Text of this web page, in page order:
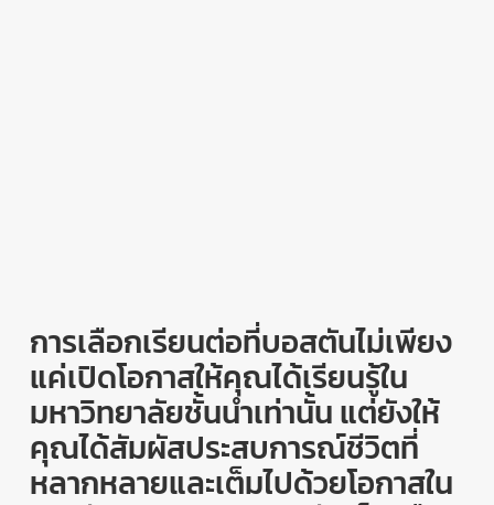
การเลือกเรียนต่อที่บอสตันไม่เพียง
แค่เปิดโอกาสให้คุณได้เรียนรู้ใน
มหาวิทยาลัยชั้นนำเท่านั้น แต่ยังให้
คุณได้สัมผัสประสบการณ์ชีวิตที่
หลากหลายและเต็มไปด้วยโอกาสใน